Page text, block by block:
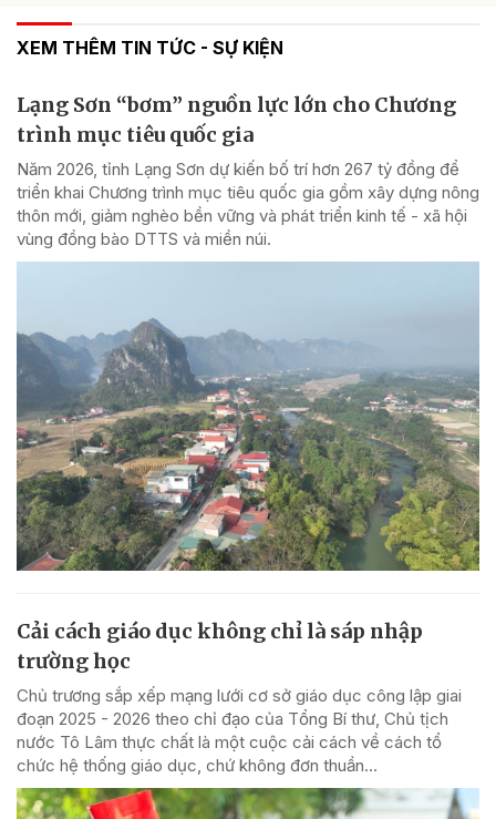
XEM THÊM TIN TỨC - SỰ KIỆN
Lạng Sơn “bơm” nguồn lực lớn cho Chương
trình mục tiêu quốc gia
Năm 2026, tỉnh Lạng Sơn dự kiến bố trí hơn 267 tỷ đồng để
triển khai Chương trình mục tiêu quốc gia gồm xây dựng nông
thôn mới, giảm nghèo bền vững và phát triển kinh tế - xã hội
vùng đồng bào DTTS và miền núi.
Cải cách giáo dục không chỉ là sáp nhập
trường học
Chủ trương sắp xếp mạng lưới cơ sở giáo dục công lập giai
đoạn 2025 - 2026 theo chỉ đạo của Tổng Bí thư, Chủ tịch
nước Tô Lâm thực chất là một cuộc cải cách về cách tổ
chức hệ thống giáo dục, chứ không đơn thuần...